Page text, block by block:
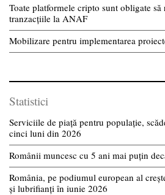
Toate platformele cripto sunt obligate să
tranzacțiile la ANAF
Mobilizare pentru implementarea
Statistici
Serviciile de piață pentru populație,
cinci luni din 2026
Românii muncesc cu 5 ani mai puțin
România, pe podiumul european al
și lubrifianți în iunie 2026